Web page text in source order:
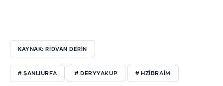
KAYNAK: RIDVAN DERİN
# ŞANLIURFA # DERYYAKUP # HZİBRAİM